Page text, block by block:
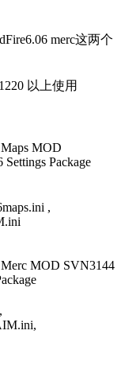
merc这两个
以上使用
MOD
Package
,
MOD SVN3144